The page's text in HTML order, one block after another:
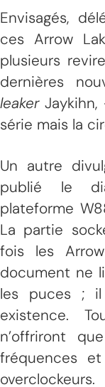
Envisagés,
ces Arrow
plusieurs
dernières
leakerJaykihn,
série mais la
Un autre
publié le
plateforme
La partie
fois les
document ne
les puces ;
existence.
n’offriront
fréquences
overclockeurs.